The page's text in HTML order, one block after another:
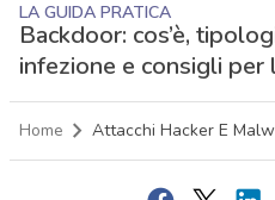
LA GUIDA PRATICA
Backdoor: cos’è,
infezione e consigli per
Home Attacchi Hacker E